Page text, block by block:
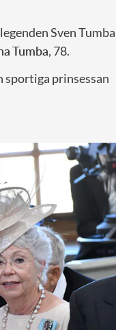
Sven Tumba
Tumba, 78.
sportiga prinsessan